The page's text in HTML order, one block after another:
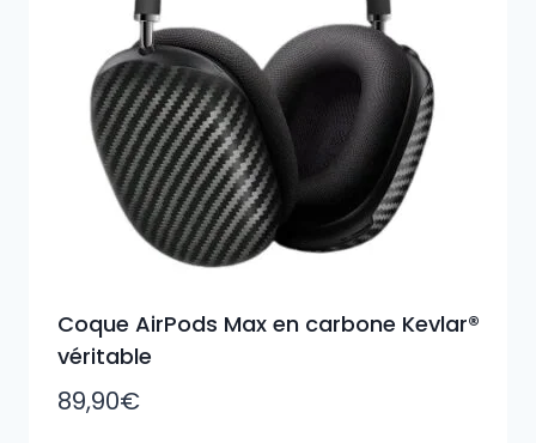
Coque AirPods Max en carbone Kevlar®
véritable
89,90€